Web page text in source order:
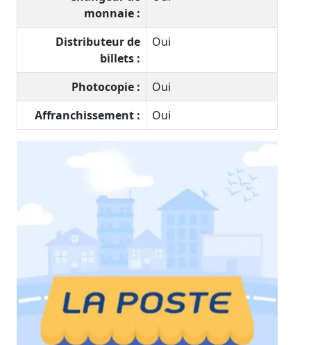
monnaie :
Distributeur de
billets :
Oui
Photocopie :
Oui
Affranchissement :
Oui